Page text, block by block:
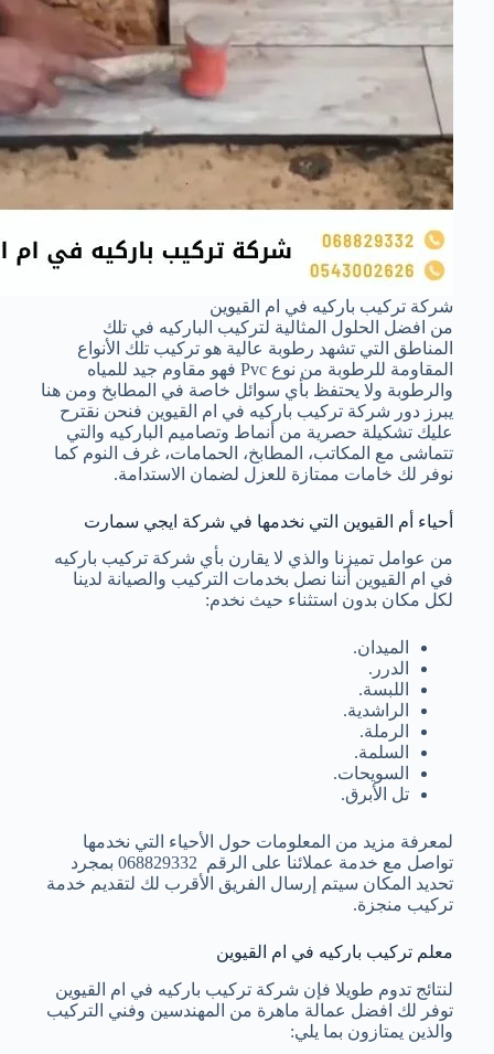
شركة تركيب باركيه في ام القيوين
من افضل الحلول المثالية لتركيب الباركيه في تلك
المناطق التي تشهد رطوبة عالية هو تركيب تلك الأنواع
المقاومة للرطوبة من نوع Pvc فهو مقاوم جيد للمياه
والرطوبة ولا يحتفظ بأي سوائل خاصة في المطابخ ومن هنا
يبرز دور شركة تركيب باركيه في ام القيوين فنحن نقترح
عليك تشكيلة حصرية من أنماط وتصاميم الباركيه والتي
تتماشى مع المكاتب، المطابخ، الحمامات، غرف النوم كما
نوفر لك خامات ممتازة للعزل لضمان الاستدامة.
أحياء أم القيوين التي نخدمها في شركة ايجي سمارت
من عوامل تميزنا والذي لا يقارن بأي شركة تركيب باركيه
في ام القيوين أننا نصل بخدمات التركيب والصيانة لدينا
لكل مكان بدون استثناء حيث نخدم:
الميدان.
الدرر.
اللبسة.
الراشدية.
الرملة.
السلمة.
السويحات.
تل الأبرق.
لمعرفة مزيد من المعلومات حول الأحياء التي نخدمها
تواصل مع خدمة عملائنا على الرقم 068829332 بمجرد
تحديد المكان سيتم إرسال الفريق الأقرب لك لتقديم خدمة
تركيب منجزة.
معلم تركيب باركيه في ام القيوين
لنتائج تدوم طويلا فإن شركة تركيب باركيه في ام القيوين
توفر لك افضل عمالة ماهرة من المهندسين وفني التركيب
والذين يمتازون بما يلي: